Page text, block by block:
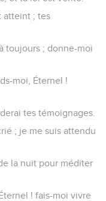
atteint ; tes
toujours ; donne-moi
moi, Éternel !
tes témoignages.
; je me suis attendu
la nuit pour méditer
! fais-moi vivre